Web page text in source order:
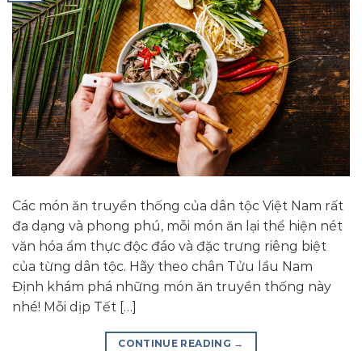
Các món ăn truyền thống của dân tộc Việt Nam rất
đa dạng và phong phú, mỗi món ăn lại thể hiện nét
văn hóa ẩm thực độc đáo và đặc trưng riêng biệt
của từng dân tộc. Hãy theo chân Tửu lầu Nam
Định khám phá những món ăn truyền thống này
nhé! Mỗi dịp Tết […]
CONTINUE READING →